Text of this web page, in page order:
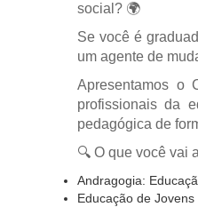
social? 🌍
Se você é
um agente de
Apresentamos o
profissionais da
pedagógica de
🔍 O que você vai
Andragogia:
Educação de Jovens